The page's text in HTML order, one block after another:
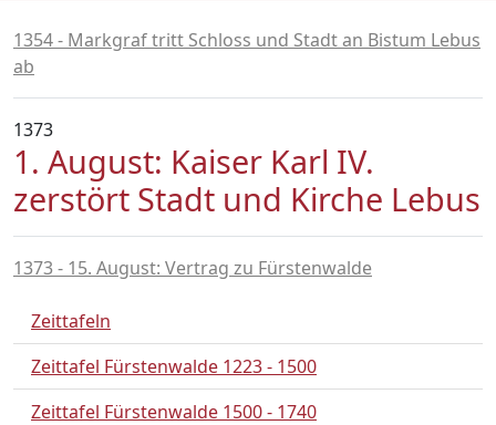
1354 - Markgraf tritt Schloss und Stadt an Bistum Lebus
ab
1373
1. August: Kaiser Karl IV.
zerstört Stadt und Kirche Lebus
1373 - 15. August: Vertrag zu Fürstenwalde
Zeittafeln
Zeittafel Fürstenwalde 1223 - 1500
Zeittafel Fürstenwalde 1500 - 1740